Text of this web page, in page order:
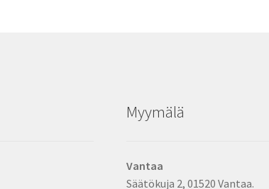
Myymälä
Vantaa
Säätökuja 2, 01520 Vantaa.